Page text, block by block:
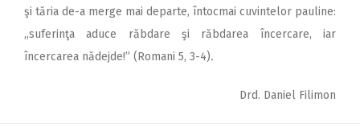
şi tăria de-a merge mai departe, întocmai cuvintelor pauline:
„suferinţa aduce răbdare şi răbdarea încercare, iar
încercarea nădejde!” (Romani 5, 3-4).
Drd. Daniel Filimon